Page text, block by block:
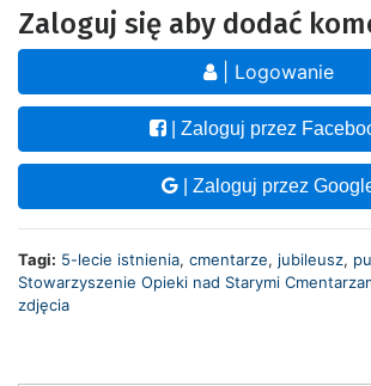
Zaloguj się aby dodać
| Logowanie
| Zaloguj przez
| Zaloguj przez
Tagi: 5-lecie istnienia, cmentarze, jubileusz,
Stowarzyszenie Opieki nad Starymi
zdjęcia